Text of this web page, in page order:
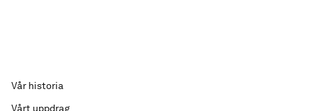
Vår historia
Vårt uppdrag